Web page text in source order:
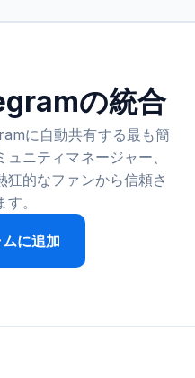
の統合
に自動共有する最も簡
ニティマネージャー、
狂的なファンから信頼さ
。
に追加